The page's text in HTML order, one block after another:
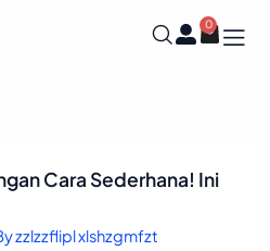
0
Cart
Cara Sederhana! Ini
zzlzzflipl xlshzgmfzt